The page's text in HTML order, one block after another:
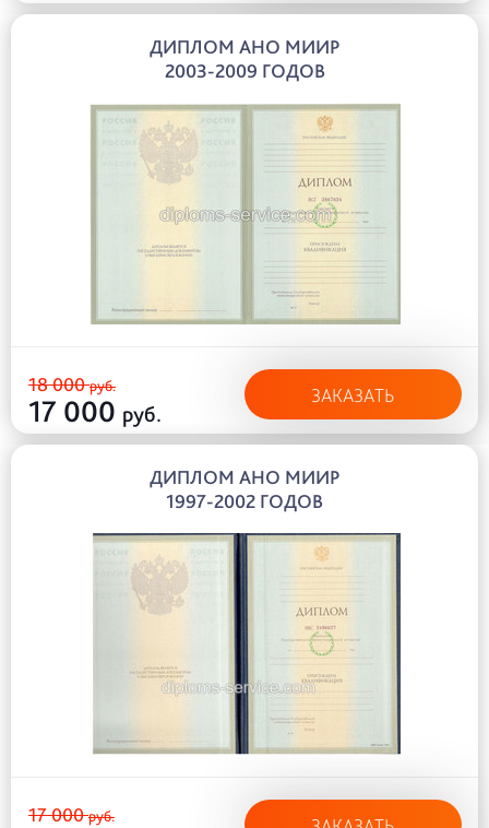
ДИПЛОМ АНО МИИР
2003-2009 ГОДОВ
18 000руб.
17 000 руб.
ЗАКАЗАТЬ
ДИПЛОМ АНО МИИР
1997-2002 ГОДОВ
17 000руб.